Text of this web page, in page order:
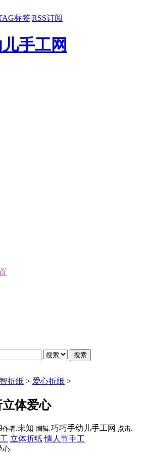
标签|RSS订阅
搜索
折纸 > 爱心折纸 >
体爱心
作者:未知 编辑:巧巧手幼儿手工网 点击:
立体折纸 情人节手工
心